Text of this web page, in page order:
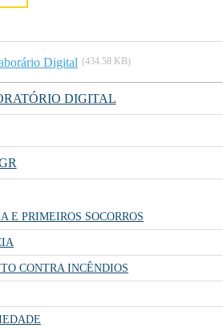
Digital (434.58 KB)
DIGITAL
E PRIMEIROS SOCORROS
CONTRA INCÊNDIOS